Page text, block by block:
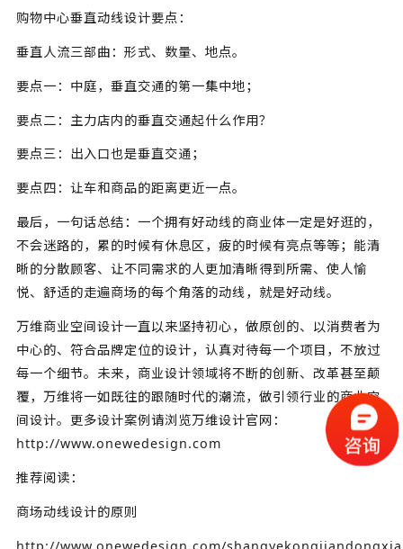
购物中心垂直动线设计要点：
垂直人流三部曲：形式、数量、地点。
要点一：中庭，垂直交通的第一集中地；
要点二：主力店内的垂直交通起什么作用？
要点三：出入口也是垂直交通；
要点四：让车和商品的距离更近一点。
最后，一句话总结：一个拥有好动线的商业体一定是好逛的，
不会迷路的，累的时候有休息区，疲的时候有亮点等等；能清
晰的分散顾客、让不同需求的人更加清晰得到所需、使人愉
悦、舒适的走遍商场的每个角落的动线，就是好动线。
万维商业空间设计一直以来坚持初心，做原创的、以消费者为
中心的、符合品牌定位的设计，认真对待每一个项目，不放过
每一个细节。未来，商业设计领域将不断的创新、改革甚至颠
覆，万维将一如既往的跟随时代的潮流，做引领行业的商业空
间设计。更多设计案例请浏览万维设计官网：
http://www.onewedesign.com
推荐阅读：
商场动线设计的原则